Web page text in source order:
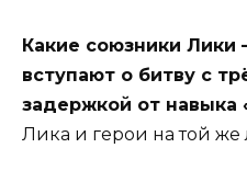
Какие союзники
вступают о битву с
задержкой от навыка
Лика и герои на той же